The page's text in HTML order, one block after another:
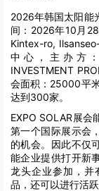
2026年韩国太阳能
间：2026年10月
Kintex-ro,
中心，主办方
INVESTMENT
会面积：25000平
达到300家。
EXPO SOLAR展会
第一个国际展示会
的机会。因此不仅
能企业提供打开新
龙头企业参加，并
品，还可以进行活跃